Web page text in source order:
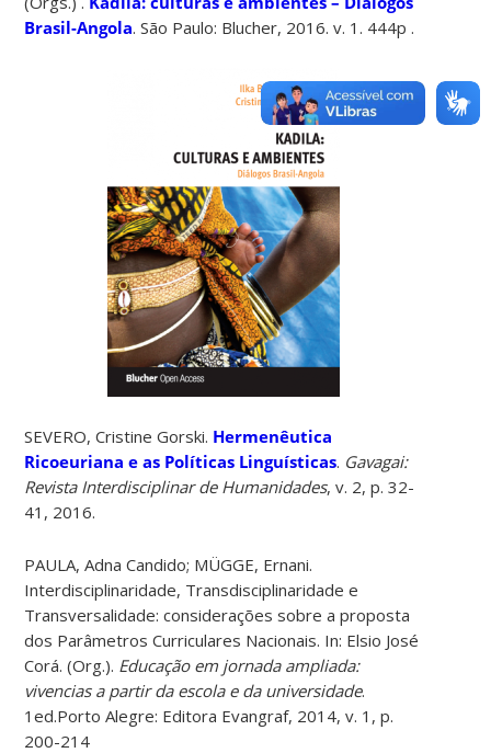
Brasil-Angola. São Paulo: Blucher, 2016. v. 1. 444p .
SEVERO, Cristine Gorski. Hermenêutica
Ricoeuriana e as Políticas Linguísticas. Gavagai:
Revista Interdisciplinar de Humanidades, v. 2, p. 32-
41, 2016.
PAULA, Adna Candido; MÜGGE, Ernani.
Interdisciplinaridade, Transdisciplinaridade e
Transversalidade: considerações sobre a proposta
dos Parâmetros Curriculares Nacionais. In: Elsio José
Corá. (Org.). Educação em jornada ampliada:
vivencias a partir da escola e da universidade.
1ed.Porto Alegre: Editora Evangraf, 2014, v. 1, p.
200-214